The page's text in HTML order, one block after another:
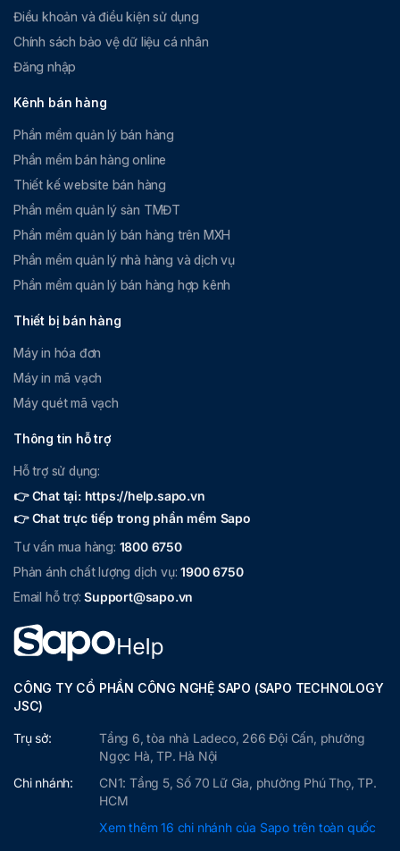
Điều khoản và điều kiện sử dụng
Chính sách bảo vệ dữ liệu cá nhân
Đăng nhập
Kênh bán hàng
Phần mềm quản lý bán hàng
Phần mềm bán hàng online
Thiết kế website bán hàng
Phần mềm quản lý sàn TMĐT
Phần mềm quản lý bán hàng trên MXH
Phần mềm quản lý nhà hàng và dịch vụ
Phần mềm quản lý bán hàng hợp kênh
Thiết bị bán hàng
Máy in hóa đơn
Máy in mã vạch
Máy quét mã vạch
Thông tin hỗ trợ
Hỗ trợ sử dụng:
👉 Chat tại: https://help.sapo.vn
👉 Chat trực tiếp trong phần mềm Sapo
Tư vấn mua hàng: 1800 6750
Phản ánh chất lượng dịch vụ:1900 6750
Email hỗ trợ:Support@sapo.vn
CÔNG TY CỔ PHẦN CÔNG NGHỆ SAPO (SAPO TECHNOLOGY
JSC)
Trụ sở:
Tầng 6, tòa nhà Ladeco, 266 Đội Cấn, phường
Ngọc Hà, TP. Hà Nội
Chi nhánh:
CN1: Tầng 5, Số 70 Lữ Gia, phường Phú Thọ, TP.
HCM
Xem thêm 16 chi nhánh của Sapo trên toàn quốc